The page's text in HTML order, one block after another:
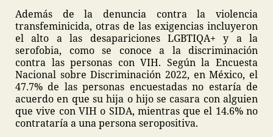
Además de la denuncia contra la violencia
transfeminicida, otras de las exigencias incluyeron
el alto a las desapariciones LGBTIQA+ y a la
serofobia, como se conoce a la discriminación
contra las personas con VIH. Según la Encuesta
Nacional sobre Discriminación 2022, en México, el
47.7% de las personas encuestadas no estaría de
acuerdo en que su hija o hijo se casara con alguien
que vive con VIH o SIDA, mientras que el 14.6% no
contrataría a una persona seropositiva.